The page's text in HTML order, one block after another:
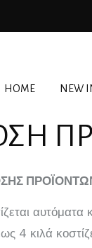
HOME NEW
4 κιλά